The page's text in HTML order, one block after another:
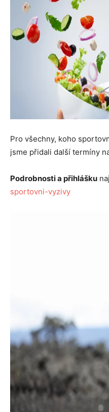
Pro všechny, koho
jsme přidali další termíny
Podrobnosti a přihlášku
sportovni-vyzivy